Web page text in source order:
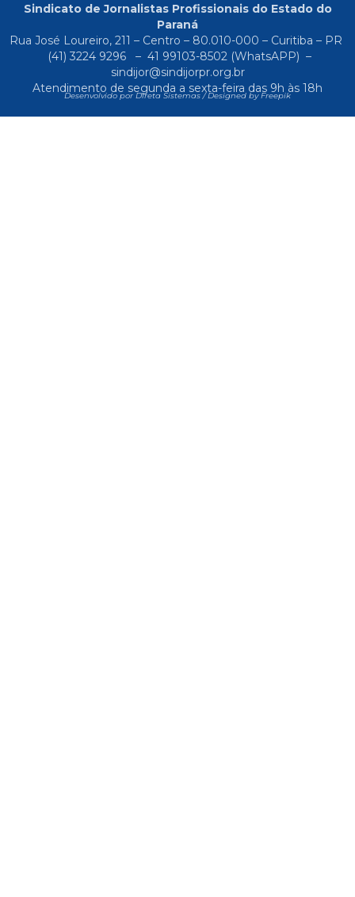
Sindicato de Jornalistas Profissionais do Estado do
Paraná
Rua José Loureiro, 211 – Centro – 80.010-000 – Curitiba – PR
(41) 3224 9296
– 41 99103-8502(WhatsAPP) –
sindijor@sindijorpr.org.br
Atendimento de segunda a sexta-feira das 9h às 18h
Desenvolvido por Direta Sistemas /Designed by Freepik